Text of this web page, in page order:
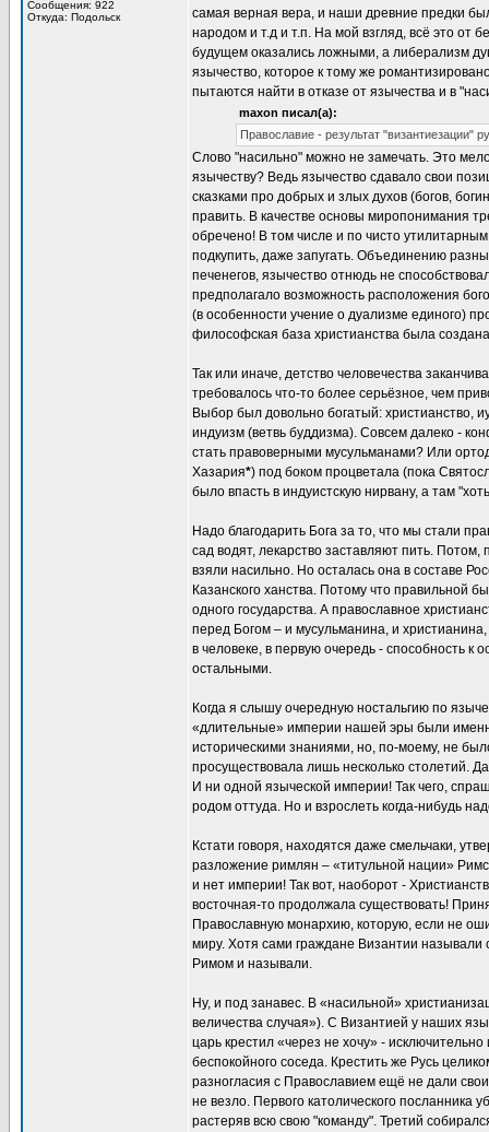
Сообщения: 922
Откуда: Подольск
самая верная вера, и наши древние предки
народом и т.д и т.п. На мой взгляд, всё это от
будущем оказались ложными, а либерализм
язычество, которое к тому же
пытаются найти в отказе от язычества и в
maxon писал(а):
Православие - результат "византиезации"
Слово "насильно" можно не замечать. Это
язычеству? Ведь язычество сдавало свои
сказками про добрых и злых духов (богов,
править. В качестве основы миропонимания
обречено! В том числе и по чисто
подкупить, даже запугать. Объединению
печенегов, язычество отнюдь не
предполагало возможность расположения
(в особенности учение о дуализме единого)
философская база христианства была
Так или иначе, детство человечества
требовалось что-то более серьёзное, чем
Выбор был довольно богатый: христианство,
индуизм (ветвь буддизма). Совсем далеко -
стать правоверными мусульманами? Или
Хазария*) под боком процветала (пока
было впасть в индуистскую нирвану, а там
Надо благодарить Бога за то, что мы стали
сад водят, лекарство заставляют пить.
взяли насильно. Но осталась она в составе
Казанского ханства. Потому что правильной
одного государства. А православное
перед Богом – и мусульманина, и
в человеке, в первую очередь - способность
остальными.
Когда я слышу очередную ностальгию по
«длительные» империи нашей эры были
историческими знаниями, но, по-моему, не
просуществовала лишь несколько столетий.
И ни одной языческой империи! Так чего,
родом оттуда. Но и взрослеть когда-нибудь
Кстати говоря, находятся даже смельчаки,
разложение римлян – «титульной нации»
и нет империи! Так вот, наоборот -
восточная-то продолжала существовать!
Православную монархию, которую, если не
миру. Хотя сами граждане Византии
Римом и называли.
Ну, и под занавес. В «насильной»
величества случая»). С Византией у наших
царь крестил «через не хочу» -
беспокойного соседа. Крестить же Русь
разногласия с Православием ещё не дали
не везло. Первого католического посланника
растеряв всю свою "команду". Третий